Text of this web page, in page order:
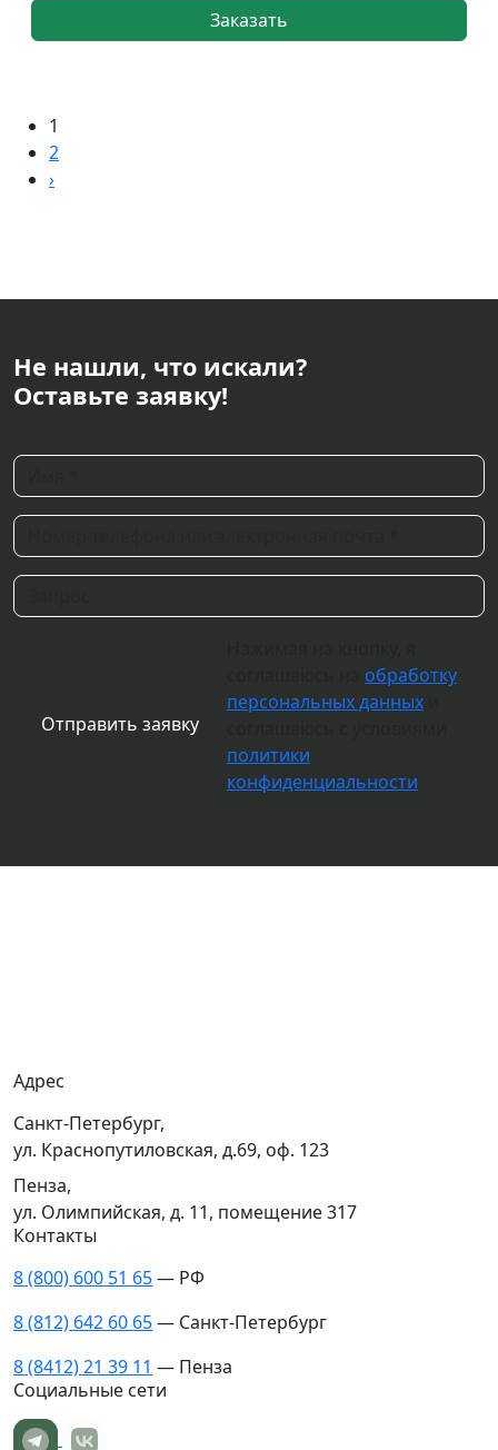
Заказать
1
2
›
Не нашли, что искали?
Оставьте заявку!
обработку
персональных данных
политики
конфиденциальности
Адрес
Санкт-Петербург,
ул. Краснопутиловская, д.69, оф. 123
Пенза,
ул. Олимпийская, д. 11, помещение 317
Контакты
8 (800) 600 51 65— РФ
8 (812) 642 60 65— Санкт-Петербург
8 (8412) 21 39 11 — Пенза
Социальные сети